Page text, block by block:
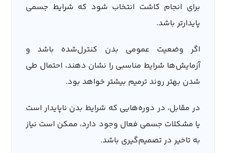
برای انجام کاشت انتخاب شود که شرایط جسمی
پایدارتر باشد.
اگر وضعیت عمومی بدن کنترل‌شده باشد و
آزمایش‌ها شرایط مناسبی را نشان دهند، احتمال طی
شدن بهتر روند ترمیم بیشتر خواهد بود.
در مقابل، در دوره‌هایی که شرایط بدن ناپایدار است
یا مشکلات جسمی فعال وجود دارد، ممکن است نیاز
به تاخیر در تصمیم‌گیری باشد.